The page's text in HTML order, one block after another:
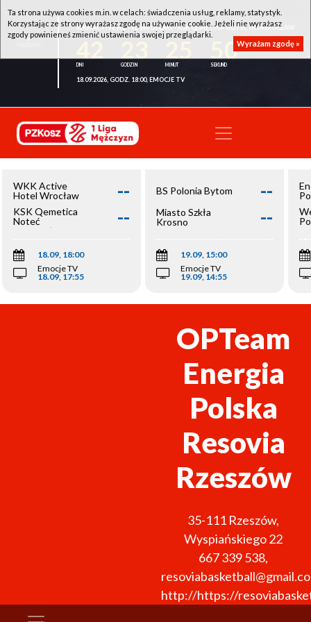
WKK ACTIVE HOTEL WROCŁAW - KSK QEMETICA NOTEĆ INOWROCŁAW
50
18.09.2026, GODZ. 18:00, EMOCJE TV
WKK Active
Hotel Wrocław
--
KSK Qemetica
Noteć
Inowrocław
--
18.09, 18:00
Emocje TV
18.09, 17:55
BS Polonia Bytom --
Miasto Szkła
Krosno
--
19.09, 15:00
Emocje TV
19.09, 14:55
OPTeam
Energia
Polska
Resovia
Rzeszów
35-111 Rzeszów,
Wyspiańskiego 22
667 339 538,
http://https://
Ta strona używa cookies m.in. w celach: świadczenia usług, reklamy, statystyk.
Korzystając ze strony wyrażasz zgodę na używanie cookie. Jeżeli nie wyrażasz
zgody powinieneś zmienić ustawienia swojej przeglądarki.
Wyrażam zgodę »